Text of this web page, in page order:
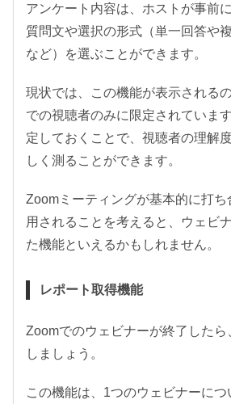
アンケート内容は、ホストが事前
質問文や選択の形式（単一回答や
など）を選ぶことができます。
現状では、この機能が表示される
での視聴者のみに限定されていま
定しておくことで、視聴者の理解
しく測ることができます。
Zoomミーティングが基本的に打ち
用されることを考えると、ウェビ
た機能といえるかもしれません。
レポート取得機能
Zoomでのウェビナーが終了した
しましょう。
この機能は、1つのウェビナーに